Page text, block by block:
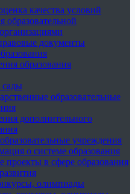
качества условий
образовательной
документы
образования
сады
образовательные
дополнительного
учреждения
о системе образования
проекты в сфере образования
олимпиады